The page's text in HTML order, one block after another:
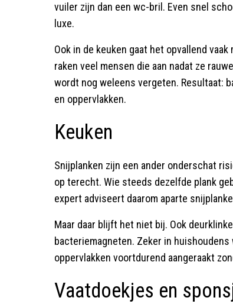
vuiler zijn dan een wc-bril. Even snel
luxe.
Ook in de keuken gaat het opvallend
raken veel mensen die aan nadat ze
wordt nog weleens vergeten. Resultaat:
en oppervlakken.
Keuken
Snijplanken zijn een ander onderschat
op terecht. Wie steeds dezelfde plank
expert adviseert daarom aparte
Maar daar blijft het niet bij. Ook
bacteriemagneten. Zeker in
oppervlakken voortdurend aangeraakt
Vaatdoekjes en